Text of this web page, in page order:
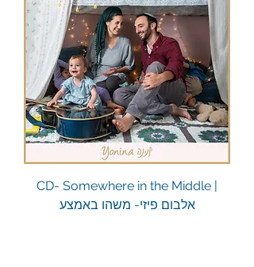
CD- Somewhere in the Middle |
אלבום פיזי- משהו באמצע